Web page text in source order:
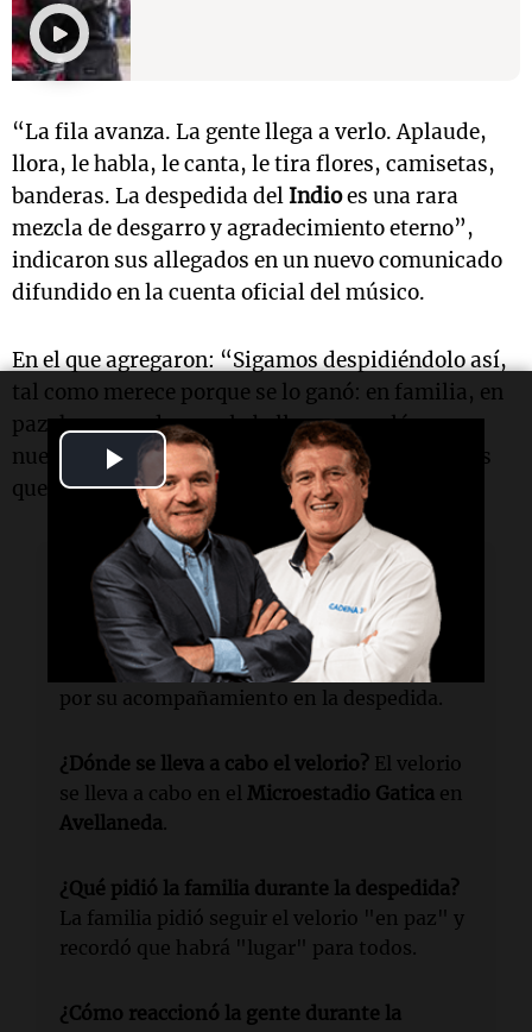
Play
Video
“La fila avanza. La gente llega a verlo. Aplaude,
llora, le habla, le canta, le tira flores, camisetas,
banderas. La despedida del Indioes una rara
mezcla de desgarro y agradecimiento eterno”,
indicaron sus allegados en un nuevo comunicado
difundido en la cuenta oficial del músico.
En el que agregaron: “Sigamos despidiéndolo así,
tal como merece porque se lo ganó: en familia, en
paz, hermanados por la belleza que coló en
nuestras vidas. Hay lugar para todos y todas los
que quieran darle forma a su adiós”.
Lectura rápida
¿Quién agradeció a los fanáticos?La familia
Indio Solariagradeció a los fanáticos
por su acompañamiento en la despedida.
¿Dónde se lleva a cabo el velorio? El velorio
se lleva a cabo en el Microestadio Gatica en
Avellaneda.
¿Qué pidió la familia durante la despedida?
La familia pidió seguir el velorio "en paz" y
recordó que habrá "lugar" para todos.
¿Cómo reaccionó la gente durante la